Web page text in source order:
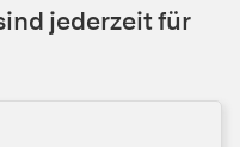
jederzeit für